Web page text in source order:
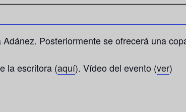
Posteriormente se ofrecerá una
la escritora (aquí). Vídeo del evento (ver)